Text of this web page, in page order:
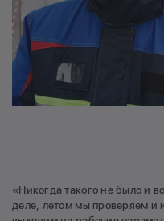
«Никогда такого не было и
деле, летом мы проверяем и